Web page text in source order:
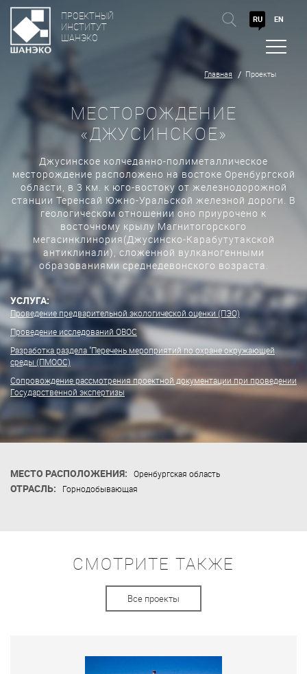
ПРОЕКТНЫЙ
ИНСТИТУТ
ШАНЭКО
RU EN
МЕСТОРОЖДЕНИЕ
«ДЖУСИНСКОЕ»
Джусинское колчеданно-полиметаллическое
месторождение расположено на востоке Оренбургской
области, в 3 км. к юго-востоку от железнодорожной
станции Теренсай Южно-Уральской железной дороги. В
геологическом отношении оно приурочено к
восточному крылу Магнитогорского
мегасинклинория(Джусинско-Карабутутакской
антиклинали), сложенной вулканогенными
образованиями среднедевонского возраста.
УСЛУГА:
Проведение предварительной экологической оценки (ПЭО)
Проведение исследований ОВОС
Разработка раздела "Перечень мероприятий по охране окружающей
среды (ПМООС)
Сопровождение рассмотрения проектной документации при проведении
Государственной экспертизы
Главная Проекты
МЕСТО РАСПОЛОЖЕНИЯ: Оренбургская область
ОТРАСЛЬ: Горнодобывающая
СМОТРИТЕ ТАКЖЕ
Все проекты